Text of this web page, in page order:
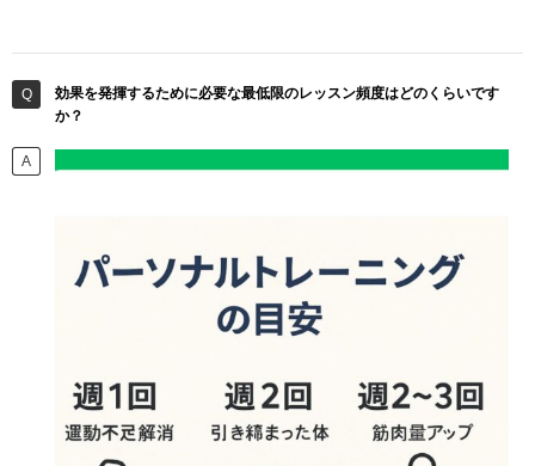
効果を発揮するために必要な最低限のレッスン頻度はどのくらいです
か？